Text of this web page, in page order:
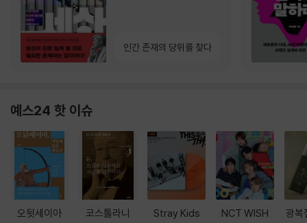
인간 존재의 당위를 찾다
예스24 핫 이슈
오뒷세이아 코스톨라니 Stray Kids NCT WISH 광복